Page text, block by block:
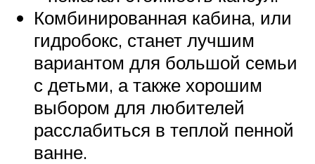
Комбинированная кабина, или
гидробокс, станет лучшим
вариантом для большой семьи
с детьми, а также хорошим
выбором для любителей
расслабиться в теплой пенной
ванне.